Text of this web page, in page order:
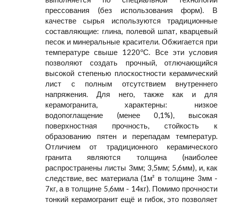
прессования (без использования форм). В
качестве сырья используются традиционные
составляющие: глина, полевой шпат, кварцевый
песок и минеральные красители. Обжигается при
температуре свыше 1220ºС. Все эти условия
позволяют создать прочный, отлючающийся
высокой степенью плоскостности керамический
лист с полным отсутствием внутреннего
напряжения. Для него, также как и для
керамогранита, характерны: низкое
водопоглащение (менее 0,1%), высокая
поверхностная прочность, стойкость к
образованию пятен и перепадам температур.
Отличием от традиционного керамического
гранита являются толщина (наиболее
распространены листы 3мм; 3,5мм; 5,6мм), и, как
следствие, вес материала (1м² в толщине 3мм -
7кг, а в толщине 5,6мм - 14кг). Помимо прочности
тонкий керамогранит ещё и гибок, это позволяет